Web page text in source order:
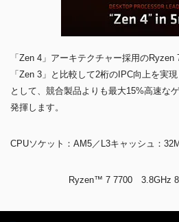
「Zen 4」アーキテクチャー採用の
「Zen 3」と比較して2桁のIPC向上を実
として、競合製品よりも最大15%高速な
発揮します。
CPUソケット：AM5／L3キャッシュ：
Ryzen™ 7 7700 3.8GHz